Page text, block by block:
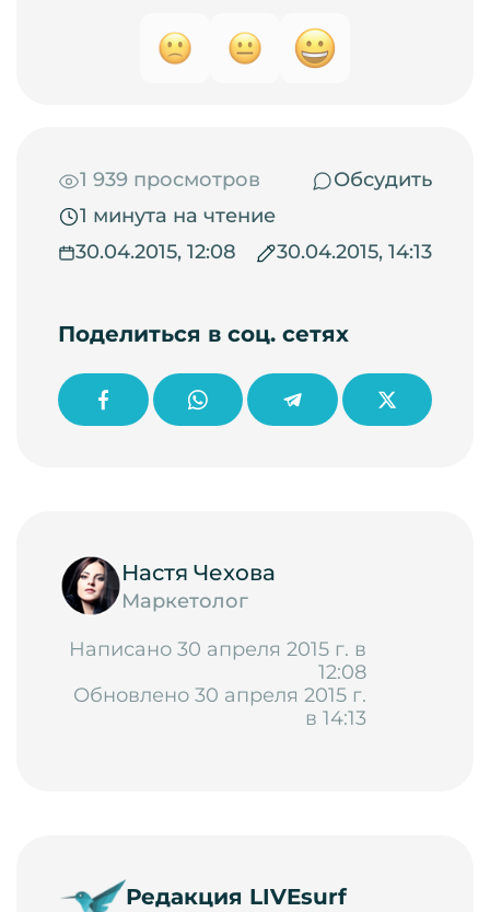
1 939 просмотров
Обсудить
1 минута на чтение
30.04.2015, 12:08
30.04.2015, 14:13
Поделиться в соц. сетях
Настя Чехова
Маркетолог
Написано 30 апреля 2015 г. в
12:08
Обновлено 30 апреля 2015 г.
в 14:13
Редакция LIVEsurf